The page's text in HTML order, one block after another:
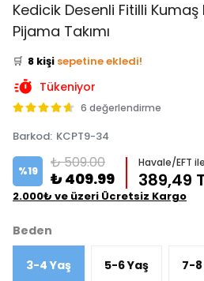
Kedicik Desenli Fitilli
Pijama Takımı
👀 2 kişi
Bu ürünü
🛒 8 kişi sepetine ekledi!
✅ Bugün 1 adet
Tükeniyor
6 değerlendirme
Barkod: KCPT9-34
%19 ₺ 509.00
₺ 409.99
Havale/EFT
389,49
2.000₺ ve üzeri Ücretsiz Kargo
Beden
3-4 Yaş 5-6 Yaş 7-8